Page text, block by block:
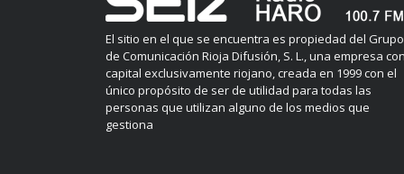
El sitio en el que se encuentra es propiedad del Grupo
de Comunicación Rioja Difusión, S. L., una empresa
capital exclusivamente riojano, creada en 1999 con el
único propósito de ser de utilidad para todas las
personas que utilizan alguno de los medios que
gestiona